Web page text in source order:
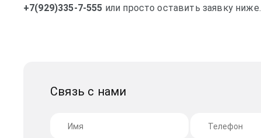
+7(929)335-7-555 или просто оставить заявку ниже.
Связь с нами